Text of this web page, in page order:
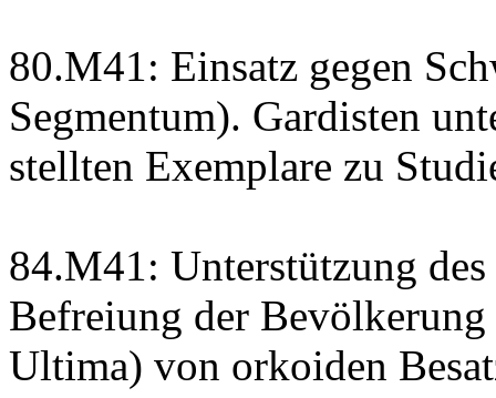
80.M41: Einsatz gegen
Segmentum). Gardisten
stellten Exemplare zu
84.M41: Unterstützung
Befreiung der
Ultima) von orkoiden